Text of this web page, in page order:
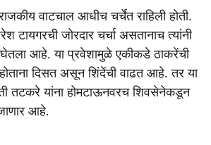
वाटचाल आधीच चर्चेत राहिली होती.
टायगरची जोरदार चर्चा असतानाच त्यांनी
घेतला आहे. या प्रवेशामुळे एकीकडे ठाकरेंची
दिसत असून शिंदेंची वाढत आहे. तर या
तटकरे यांना होमटाऊनवरच शिवसेनेकडून
आहे.